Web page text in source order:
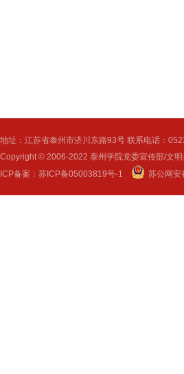
地址：江苏省泰州市济川东路93号 联系电话：
Copyright © 2006-2022 泰州学院党委宣传部/文
ICP备案： 苏ICP备05003819号-1 苏公网